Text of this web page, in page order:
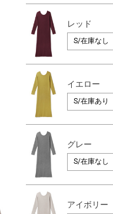
レッド
イエロー
グレー
アイボリー